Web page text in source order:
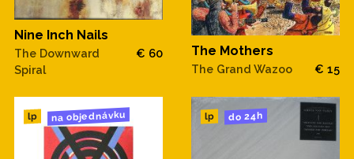
Nine Inch Nails
The Downward
Spiral
€ 60 The Mothers
The Grand Wazoo € 15
lp na objednávku lp do 24h